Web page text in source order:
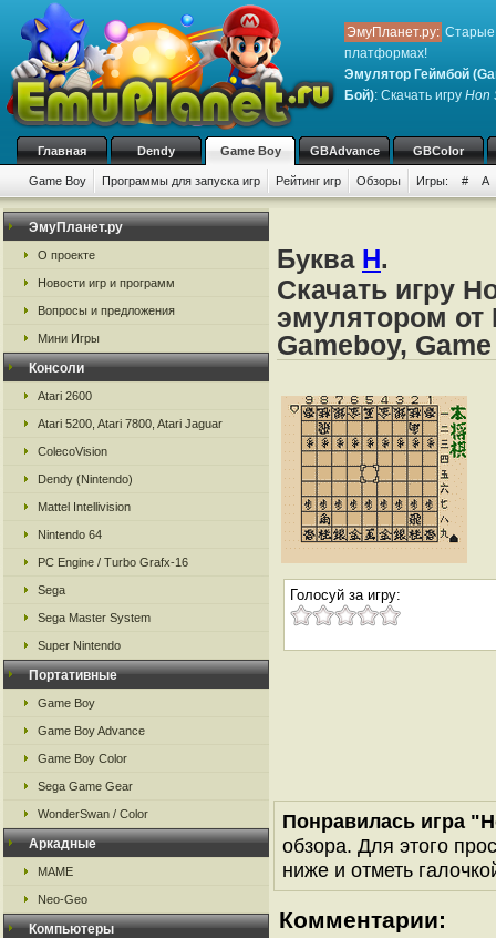
ЭмуПланет.ру: Старые
платформах!
Эмулятор Геймбой
Бой): Скачать игру Hon
Главная Dendy Game Boy GBAdvance GBColor
Game Boy Программы для запуска игр Рейтинг игр Обзоры Игры: # A
ЭмуПланет.ру
О проекте
Новости игр и программ
Вопросы и предложения
Мини Игры
Консоли
Atari 2600
Atari 5200, Atari 7800, Atari Jaguar
ColecoVision
Dendy (Nintendo)
Mattel Intellivision
Nintendo 64
PC Engine / Turbo Grafx-16
Sega
Sega Master System
Super Nintendo
Портативные
Game Boy
Game Boy Advance
Game Boy Color
Sega Game Gear
WonderSwan / Color
Аркадные
MAME
Neo-Geo
Компьютеры
Буква H.
Скачать игру
эмулятором от
Gameboy,
Голосуй за игру:
Понравилась игра
обзора. Для этого
ниже и отметь
Комментарии: